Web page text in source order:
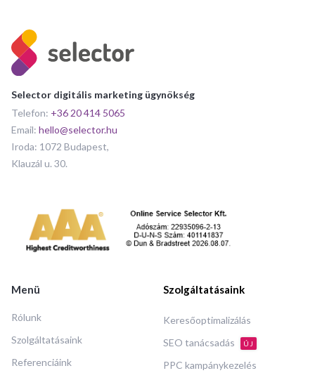
Selector digitális marketing ügynökség
Telefon: +36 20 414 5065
Email: hello@selector.hu
Iroda: 1072 Budapest,
Klauzál u. 30.
Menü
Rólunk
Szolgáltatásaink
Referenciáink
Szolgáltatásaink
Keresőoptimalizálás
SEO tanácsadás
ÚJ
PPC kampánykezelés